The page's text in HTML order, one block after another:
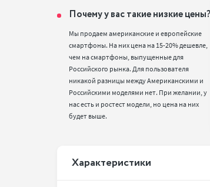
Почему у вас такие низкие цены?
Мы продаем американские и европейские
смартфоны. На них цена на 15-20% дешевле,
чем на смартфоны, выпущенные для
Российского рынка. Для пользователя
никакой разницы между Американскими и
Российскими моделями нет. При желании, у
нас есть и ростест модели, но цена на них
будет выше.
Xарактеристики